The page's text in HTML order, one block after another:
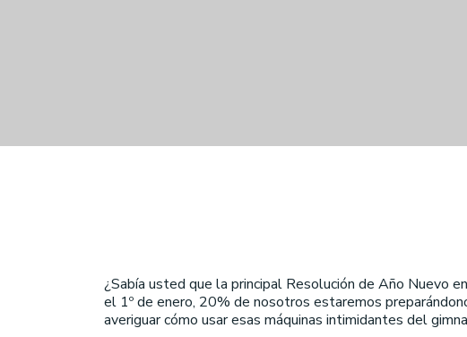
¿Sabía usted que la principal Resolución de Año Nuevo
el 1º de enero, 20% de nosotros estaremos
averiguar cómo usar esas máquinas intimidantes del